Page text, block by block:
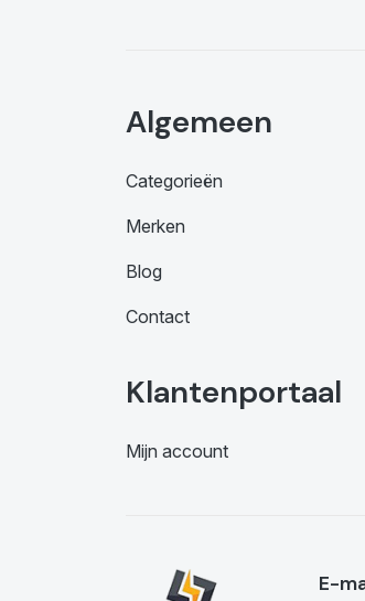
Algemeen
Categorieën
Merken
Blog
Contact
Klantenportaal
Mijn account
E-